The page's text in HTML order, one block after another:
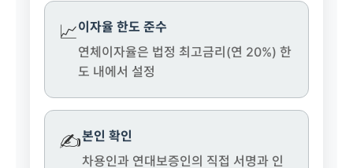
📈이자율 한도 준수
연체이자율은 법정 최고금리(연 20%) 한
도 내에서 설정
✍️본인 확인
차용인과 연대보증인의 직접 서명과 인